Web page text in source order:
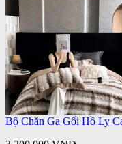
Bộ Chăn Ga Gối Hồ Ly